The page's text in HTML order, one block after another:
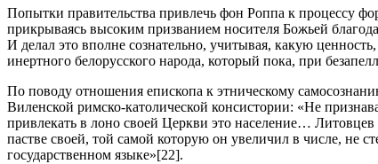
Попытки правительства привлечь фон Роппа к процессу
прикрываясь высоким призванием носителя Божьей
И делал это вполне сознательно, учитывая, какую
инертного белорусского народа, который пока, при
По поводу отношения епископа к этническому
Виленской римско-католической консистории: «Не
привлекать в лоно своей Церкви это население…
пастве своей, той самой которую он увеличил в числе, не
государственном языке»[22].